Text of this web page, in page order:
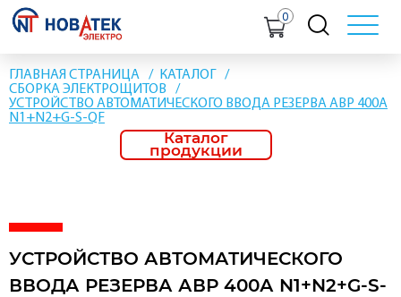
0
ГЛАВНАЯ СТРАНИЦА
КАТАЛОГ
СБОРКА ЭЛЕКТРОЩИТОВ
УСТРОЙСТВО АВТОМАТИЧЕСКОГО ВВОДА РЕЗЕРВА АВР 400А
N1+N2+G-S-QF
Каталог
продукции
УСТРОЙСТВО АВТОМАТИЧЕСКОГО
ВВОДА РЕЗЕРВА АВР 400А N1+N2+G-S-